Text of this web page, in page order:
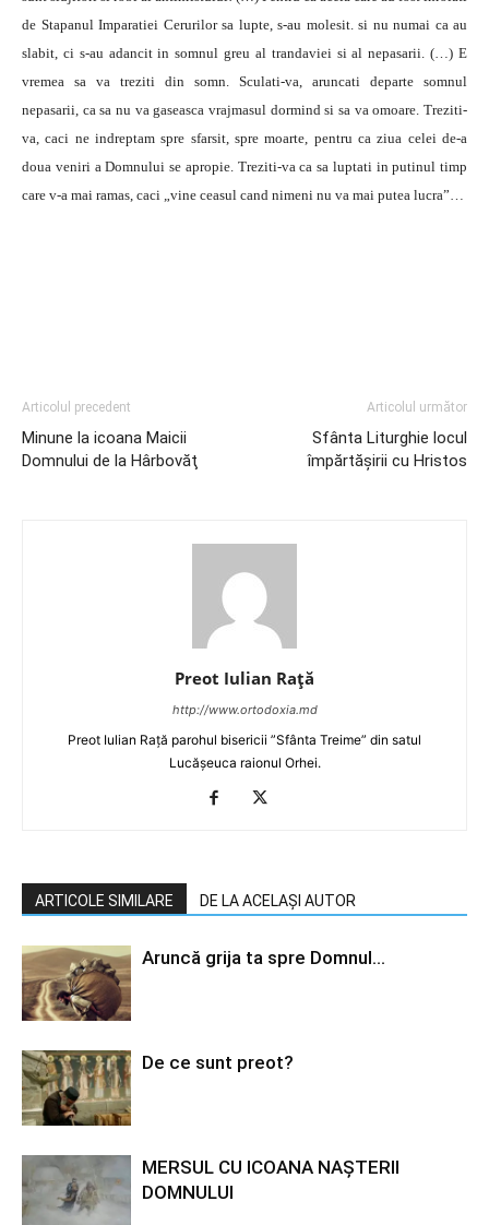
de Stapanul Imparatiei Cerurilor sa lupte, s-au molesit. si nu numai ca au
slabit, ci s-au adancit in somnul greu al trandaviei si al nepasarii. (…) E
vremea sa va treziti din somn. Sculati-va, aruncati departe somnul
nepasarii, ca sa nu va gaseasca vrajmasul dormind si sa va omoare. Treziti-
va, caci ne indreptam spre sfarsit, spre moarte, pentru ca ziua celei de-a
doua veniri a Domnului se apropie. Treziti-va ca sa luptati in putinul timp
care v-a mai ramas, caci „vine ceasul cand nimeni nu va mai putea lucra”…
Articolul precedent
Minune la icoana Maicii
Domnului de la Hârbovăţ
Articolul următor
Sfânta Liturghie locul
împărtăşirii cu Hristos
Preot Iulian Raţă
http://www.ortodoxia.md
Preot Iulian Rață parohul bisericii ”Sfânta Treime” din satul
Lucășeuca raionul Orhei.
ARTICOLE SIMILARE DE LA ACELAȘI AUTOR
Aruncă grija ta spre Domnul…
De ce sunt preot?
MERSUL CU ICOANA NAȘTERII
DOMNULUI